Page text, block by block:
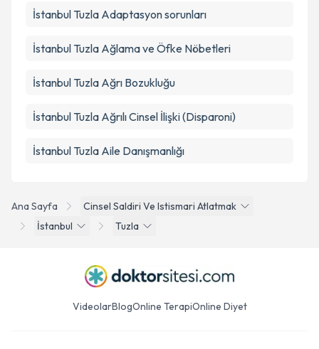
Ana Sayfa
Cinsel Saldiri Ve Istismari Atlatmak
İstanbul
Tuzla
İstanbul Tuzla Adaptasyon sorunları
İstanbul Tuzla Ağlama ve Öfke Nöbetleri
İstanbul Tuzla Ağrı Bozukluğu
İstanbul Tuzla Ağrılı Cinsel İlişki (Disparoni)
İstanbul Tuzla Aile Danışmanlığı
VideolarBlogOnline TerapiOnline Diyet